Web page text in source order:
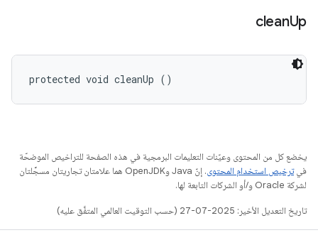
cleanUp
protected void cleanUp ()
يخضع كل من المحتوى وعيّنات التعليمات البرمجية في هذه الصفحة للتراخيص الموضحّة
فيترخيص استخدام المحتوى
. إنّ Java وOpenJDK هما علامتان تجاريتان مسجَّلتان
لشركة Oracle و/أو الشركات التابعة لها.
تاريخ التعديل الأخير: 2025-07-27 (حسب التوقيت العالمي المتفَّق عليه)